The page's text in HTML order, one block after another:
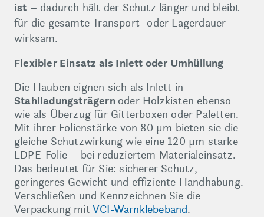
ist – dadurch hält der Schutz länger und bleibt
für die gesamte Transport- oder Lagerdauer
wirksam.
Flexibler Einsatz als Inlett oder Umhüllung
Die Hauben eignen sich als Inlett in
Stahlladungsträgern oder Holzkisten ebenso
wie als Überzug für Gitterboxen oder Paletten.
Mit ihrer Folienstärke von 80 µm bieten sie die
gleiche Schutzwirkung wie eine 120 µm starke
LDPE-Folie – bei reduziertem Materialeinsatz.
Das bedeutet für Sie: sicherer Schutz,
geringeres Gewicht und effiziente Handhabung.
Verschließen und Kennzeichnen Sie die
Verpackung mitVCI-Warnklebeband.